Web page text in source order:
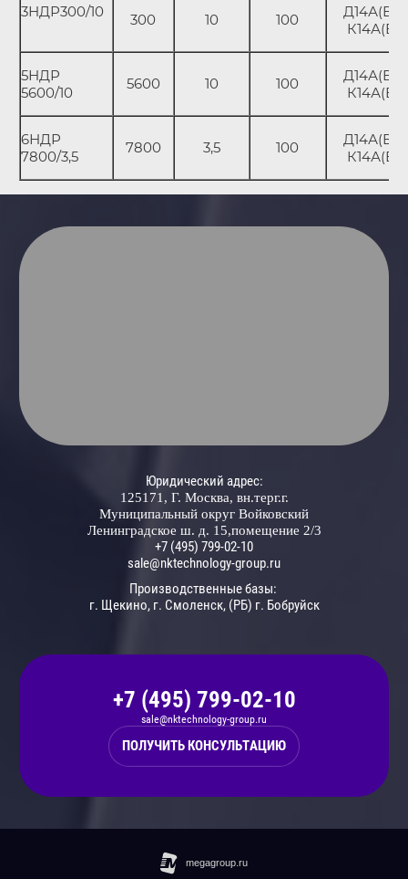
3НДР300/10 300 10 100
Д14А(В);
К14А(В)
5НДР
5600/10
5600 10 100
Д14А(В);
К14А(В)
6НДР
7800/3,5
7800 3,5 100
Д14А(В);
К14А(В)
Юридический адрес:
125171, Г. Москва, вн.терг.г.
Муниципальный округ Войковский
Ленинградское ш. д. 15,помещение 2/3
+7 (495) 799-02-10
sale@nktechnology-group.ru
Производственные базы:
г. Щекино, г. Смоленск, (РБ) г. Бобруйск
+7 (495) 799-02-10
sale@nktechnology-group.ru
ПОЛУЧИТЬКОНСУЛЬТАЦИЮ